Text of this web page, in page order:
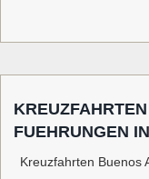
FUEHRUNGEN
Kreuzfahrten Buenos